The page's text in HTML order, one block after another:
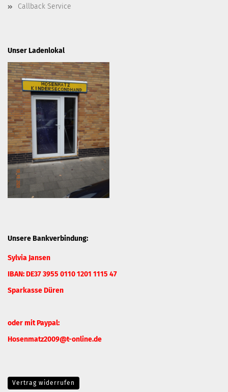
Callback Service
Unser Ladenlokal
Unsere Bankverbindung:
Sylvia Jansen
IBAN: DE37 3955 0110 1201 1115 47
Sparkasse Düren
oder mit Paypal:
Hosenmatz2009@t-online.de
Vertrag widerrufen